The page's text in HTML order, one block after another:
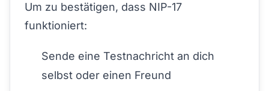
Um zu bestätigen, dass NIP-17
funktioniert:
Sende eine Testnachricht an dich
selbst oder einen Freund